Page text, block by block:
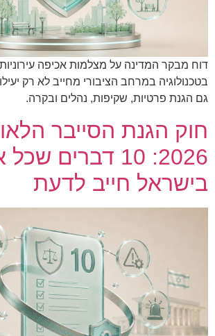
דוח מבקר המדינה על מצלמות אכיפה
בטכנולוגיה במרחב הציבורי מחייב לא רק
גם הגנת פרטיות, שקיפות, נהלים ובקרה.
חוק הגנת הסייבר
2026: 10 דברים
בישראל חייב לדעת